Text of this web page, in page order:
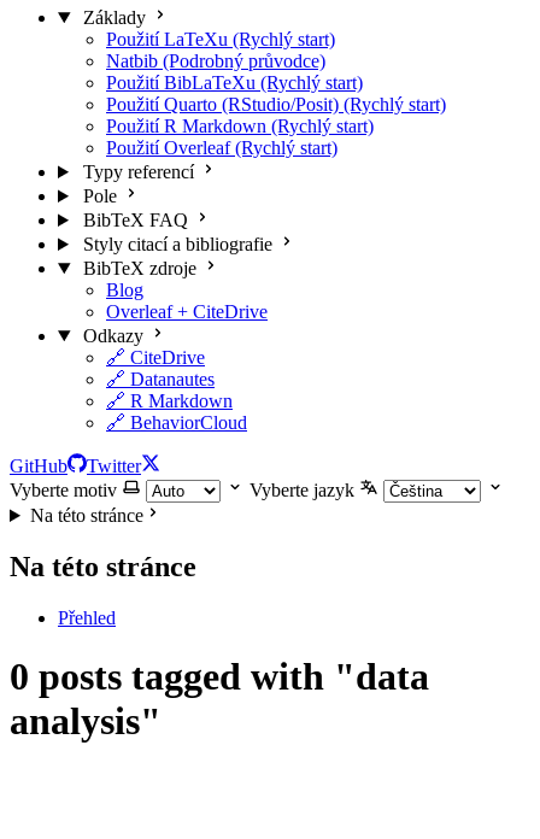
Základy
Použití LaTeXu (Rychlý start)
Natbib (Podrobný průvodce)
Použití BibLaTeXu (Rychlý start)
Použití Quarto (RStudio/Posit) (Rychlý start)
Použití R Markdown (Rychlý start)
Použití Overleaf (Rychlý start)
Typy referencí
Pole
BibTeX FAQ
Styly citací a bibliografie
BibTeX zdroje
Blog
Overleaf + CiteDrive
Odkazy
🔗 CiteDrive
🔗 Datanautes
🔗 R Markdown
🔗 BehaviorCloud
GitHub
Twitter
Vyberte motiv
Vyberte jazyk
Na této stránce
Na této stránce
Přehled
0 posts tagged with "data
analysis"